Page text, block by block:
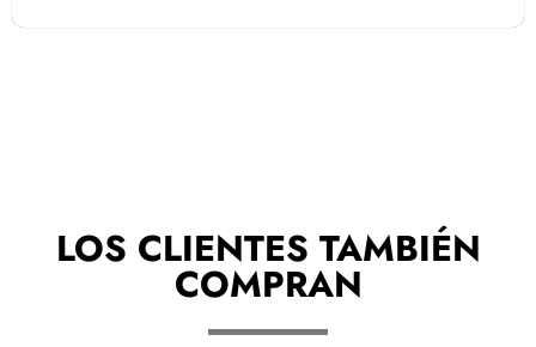
LOS CLIENTES TAMBIÉN
COMPRAN